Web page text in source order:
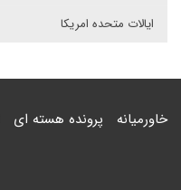
ایالات متحده امریکا
خاورمیانه پرونده هسته ای